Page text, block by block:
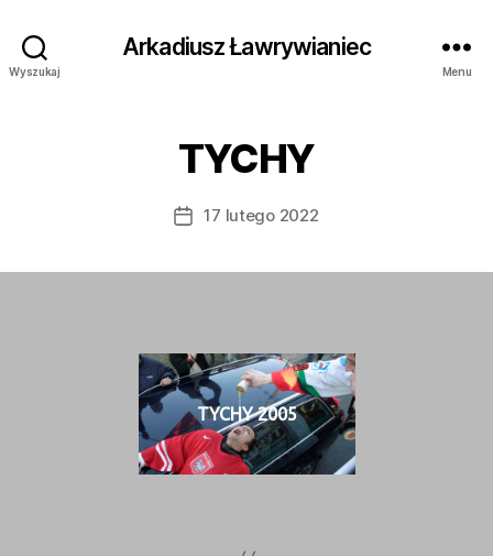
Wyszukaj
Arkadiusz Ławrywianiec
Menu
TYCHY
Data17 lutego 2022
TYCHY 2005